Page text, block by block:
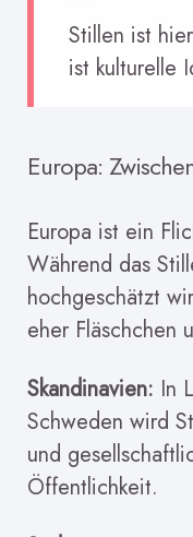
Stillen ist
ist kulturelle
Europa:
Europa ist ein
Während das
hochgeschätzt
eher Fläschchen
Skandinavien: In
Schweden wird
und
Öffentlichkeit.